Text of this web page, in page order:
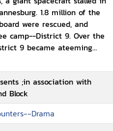
ล่ามนุษย์ที่มีต่อแขกที่ไม่ได้รับ
ชน มัลติ-เนชันแนล ยูไนเต็ด
บคุมมนุษย์ต่างดาว โดยสนใจที่จะ
วุธของพวกเขา เพราะหากการ
งจะทำกำไรแก่บริษัทได้อย่าง
าก็ล้มเหลว เพราะการจะทำให้
พวกเขาจะต้องใช้ดีเอ็นเอของ
พันธ์ระหว่างมนุษย์ต่างดาวและ
งขีดสุด เมื่อผู้ปฏิบัติการภาค
ส แวน เดอร์ เมอร์วี (ชาร์ลโต
1.8 million of the
were rescued, and
camp--District 9. Over the
9 became ateeming
many others in the
there is evidence
represent an
lives on Earth are
dysfunction,and xenophobic
eviction of thealiens is
;in association with
Block
Drama